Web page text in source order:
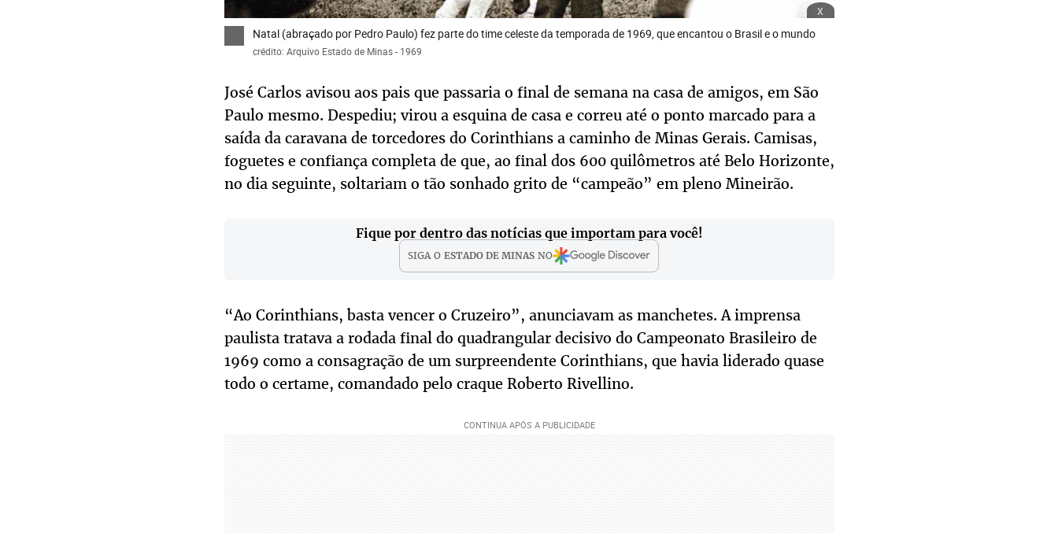
x
Natal (abraçado por Pedro Paulo) fez parte do time celeste da temporada de 1969, que encantou o Brasil e o mundo
crédito: Arquivo Estado de Minas - 1969
José Carlos avisou aos pais que passaria o final de semana na casa de amigos, em São
Paulo mesmo. Despediu; virou a esquina de casa e correu até o ponto marcado para a
saída da caravana de torcedores do Corinthians a caminho de Minas Gerais. Camisas,
foguetes e confiança completa de que, ao final dos 600 quilômetros até Belo Horizonte,
no dia seguinte, soltariam o tão sonhado grito de “campeão” em pleno Mineirão.
Fique por dentro das notícias que importam para você!
SIGA O ESTADO DE MINAS NO
“Ao Corinthians, basta vencer o Cruzeiro”, anunciavam as manchetes. A imprensa
paulista tratava a rodada final do quadrangular decisivo do Campeonato Brasileiro de
1969 como a consagração de um surpreendente Corinthians, que havia liderado quase
todo o certame, comandado pelo craque Roberto Rivellino.